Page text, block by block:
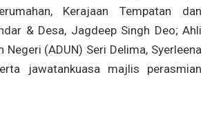
Kerajaan Tempatan dan
& Desa, Jagdeep Singh Deo; Ahli
Negeri (ADUN) Seri Delima, Syerleena
jawatankuasa majlis perasmian